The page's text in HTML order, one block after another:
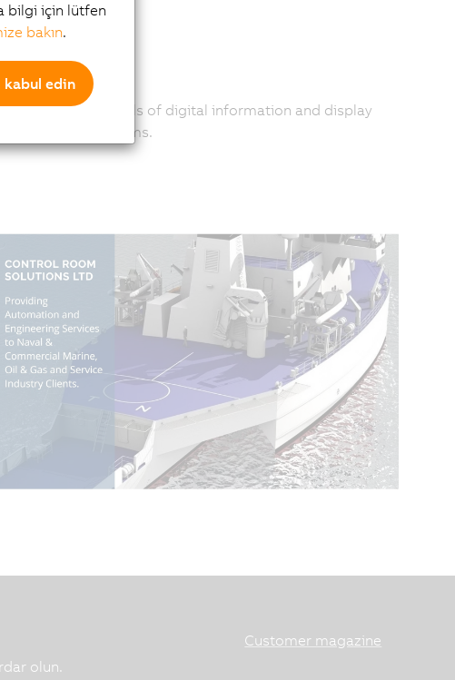
of greater levels of digital information and display
Automation Systems.
olun.
Customer magazine
bilgi için lütfen
bakın.
kabul edin